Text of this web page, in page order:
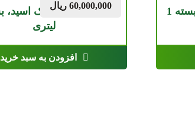
کود ارگانیک هیومیک اسید، بسته 1
لیتری
60,000,000 ریال
افزودن به سبد خرید